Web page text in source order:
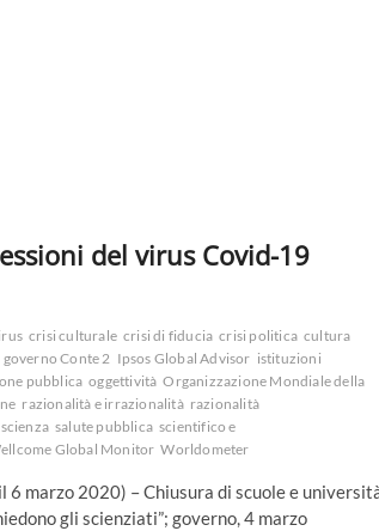
del virus Covid-19
crisi culturale crisi di fiducia crisi politica cultura
governo Conte 2 Ipsos Global Advisor istituzioni
pubblica oggettività Organizzazione Mondiale della
razionalità e irrazionalità razionalità
salute pubblica scientifico e
Global Monitor Worldometer
6 marzo 2020) – Chiusura di scuole e
gli scienziati”; governo, 4 marzo